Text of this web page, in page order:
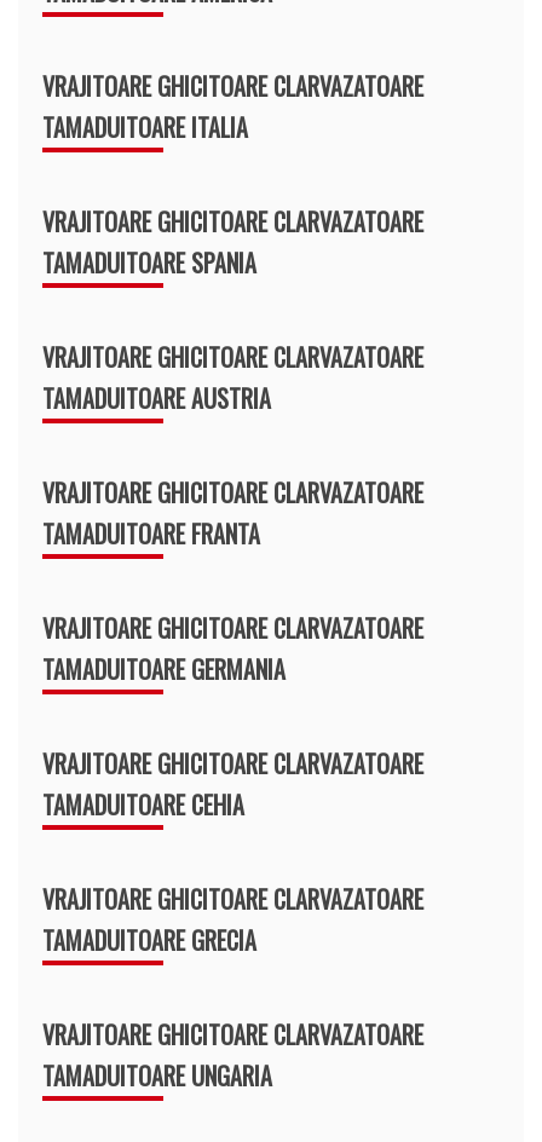
VRAJITOARE GHICITOARE CLARVAZATOARE
TAMADUITOARE ITALIA
VRAJITOARE GHICITOARE CLARVAZATOARE
TAMADUITOARE SPANIA
VRAJITOARE GHICITOARE CLARVAZATOARE
TAMADUITOARE AUSTRIA
VRAJITOARE GHICITOARE CLARVAZATOARE
TAMADUITOARE FRANTA
VRAJITOARE GHICITOARE CLARVAZATOARE
TAMADUITOARE GERMANIA
VRAJITOARE GHICITOARE CLARVAZATOARE
TAMADUITOARE CEHIA
VRAJITOARE GHICITOARE CLARVAZATOARE
TAMADUITOARE GRECIA
VRAJITOARE GHICITOARE CLARVAZATOARE
TAMADUITOARE UNGARIA